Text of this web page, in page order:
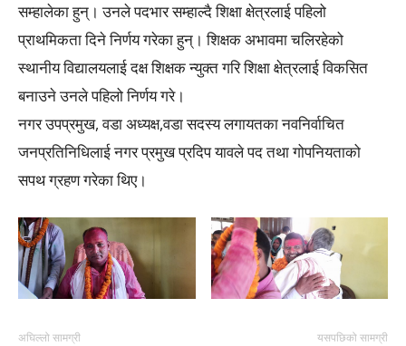
सम्हालेका हुन्। उनले पदभार सम्हाल्दै शिक्षा क्षेत्रलाई पहिलो
प्राथमिकता दिने निर्णय गरेका हुन्। शिक्षक अभावमा चलिरहेको
स्थानीय विद्यालयलाई दक्ष शिक्षक न्युक्त गरि शिक्षा क्षेत्रलाई विकसित
बनाउने उनले पहिलो निर्णय गरे।
नगर उपप्रमुख, वडा अध्यक्ष,वडा सदस्य लगायतका नवनिर्वाचित
जनप्रतिनिधिलाई नगर प्रमुख प्रदिप यावले पद तथा गोपनियताको
सपथ ग्रहण गरेका थिए।
अघिल्लो सामग्री यसपछिको सामग्री